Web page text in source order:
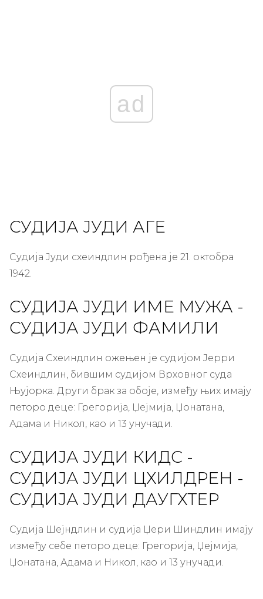
ad
СУДИЈА ЈУДИ АГЕ
Судија Јуди схеиндлин рођена је 21. октобра
1942.
СУДИЈА ЈУДИ ИМЕ МУЖА -
СУДИЈА ЈУДИ ФАМИЛИ
Судија Схеиндлин ожењен је судијом Јерри
Схеиндлин, бившим судијом Врховног суда
Њујорка. Други брак за обоје, између њих имају
петоро деце: Грегорија, Џејмија, Џонатана,
Адама и Никол, као и 13 унучади.
СУДИЈА ЈУДИ КИДС -
СУДИЈА ЈУДИ ЦХИЛДРЕН -
СУДИЈА ЈУДИ ДАУГХТЕР
Судија Шејндлин и судија Џери Шиндлин имају
између себе петоро деце: Грегорија, Џејмија,
Џонатана, Адама и Никол, као и 13 унучади.